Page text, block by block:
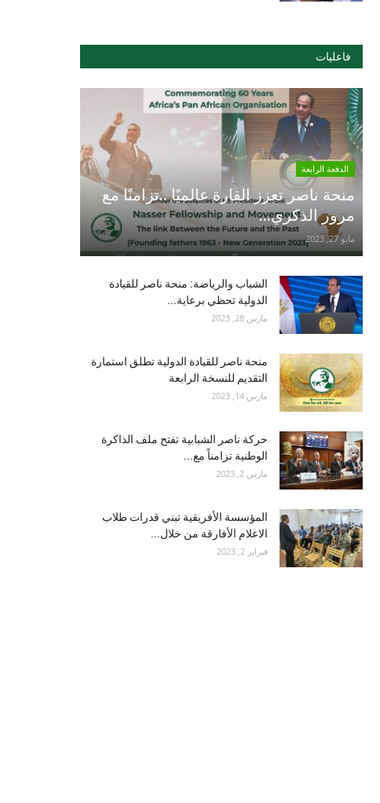
فاعليات
الدفعة الرابعة
منحة ناصر تعزز القارة عالميًا ..تزامنًا مع
مرور الذكري...
مايو 27, 2023
الشباب والرياضة: منحة ناصر للقيادة
الدولية تحظي برعاية...
مارس 28, 2023
منحة ناصر للقيادة الدولية تطلق استمارة
التقديم للنسخة الرابعة
مارس 14, 2023
حركة ناصر الشبابية تفتح ملف الذاكرة
الوطنية تزامناً مع...
مارس 2, 2023
المؤسسة الأفريقية تبني قدرات طلاب
الاعلام الأفارقة من خلال...
فبراير 2, 2023